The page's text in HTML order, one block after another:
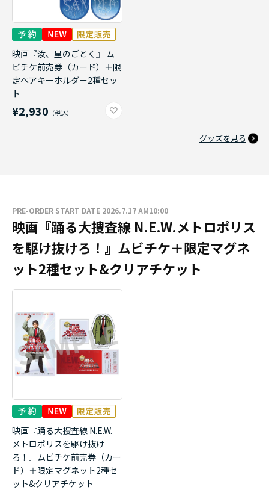
映画『汝、星のごとく』 ム
ビチケ前売券（カード）＋限
定ペアキーホルダー2種セッ
ト
¥2,930
グッズを見る
PRE-ORDER START DATE 2026.7.17 AM10:00
映画『踊る大捜査線 N.E.W.メトロポリス
を駆け抜けろ！』ムビチケ＋限定マグネ
ット2種セット&クリアチケット
映画『踊る大捜査線 N.E.W.
メトロポリスを駆け抜け
ろ！』ムビチケ前売券（カー
ド）＋限定マグネット2種セ
ット&クリアチケット